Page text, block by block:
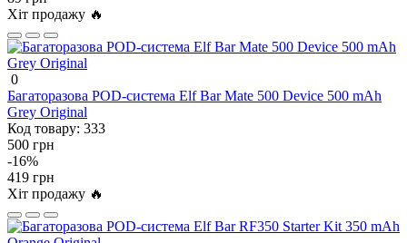
Хіт продажу 🔥
0
Багаторазова POD-система Elf Bar Mate 500 Device 500 mAh
Grey Original
Код товару: 333
500 грн
-16%
419 грн
Хіт продажу 🔥